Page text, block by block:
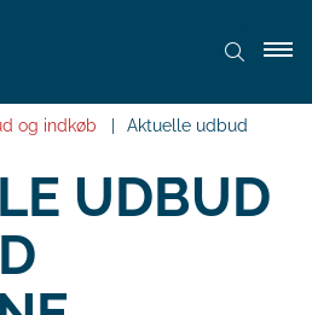
og indkøb Aktuelle udbud
UDBUD